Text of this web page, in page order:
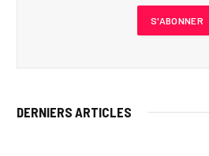
DERNIERS ARTICLES